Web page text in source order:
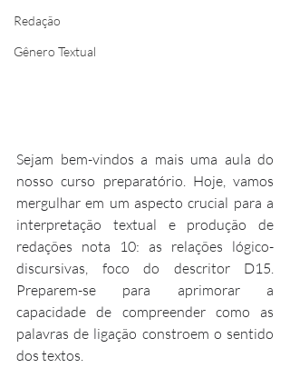
Redação
Gênero Textual
Sejam bem-vindos a mais uma aula do
nosso curso preparatório. Hoje, vamos
mergulhar em um aspecto crucial para a
interpretação textual e produção de
redações nota 10: as relações lógico-
discursivas, foco do descritor D15.
Preparem-se para aprimorar a
capacidade de compreender como as
palavras de ligação constroem o sentido
dos textos.